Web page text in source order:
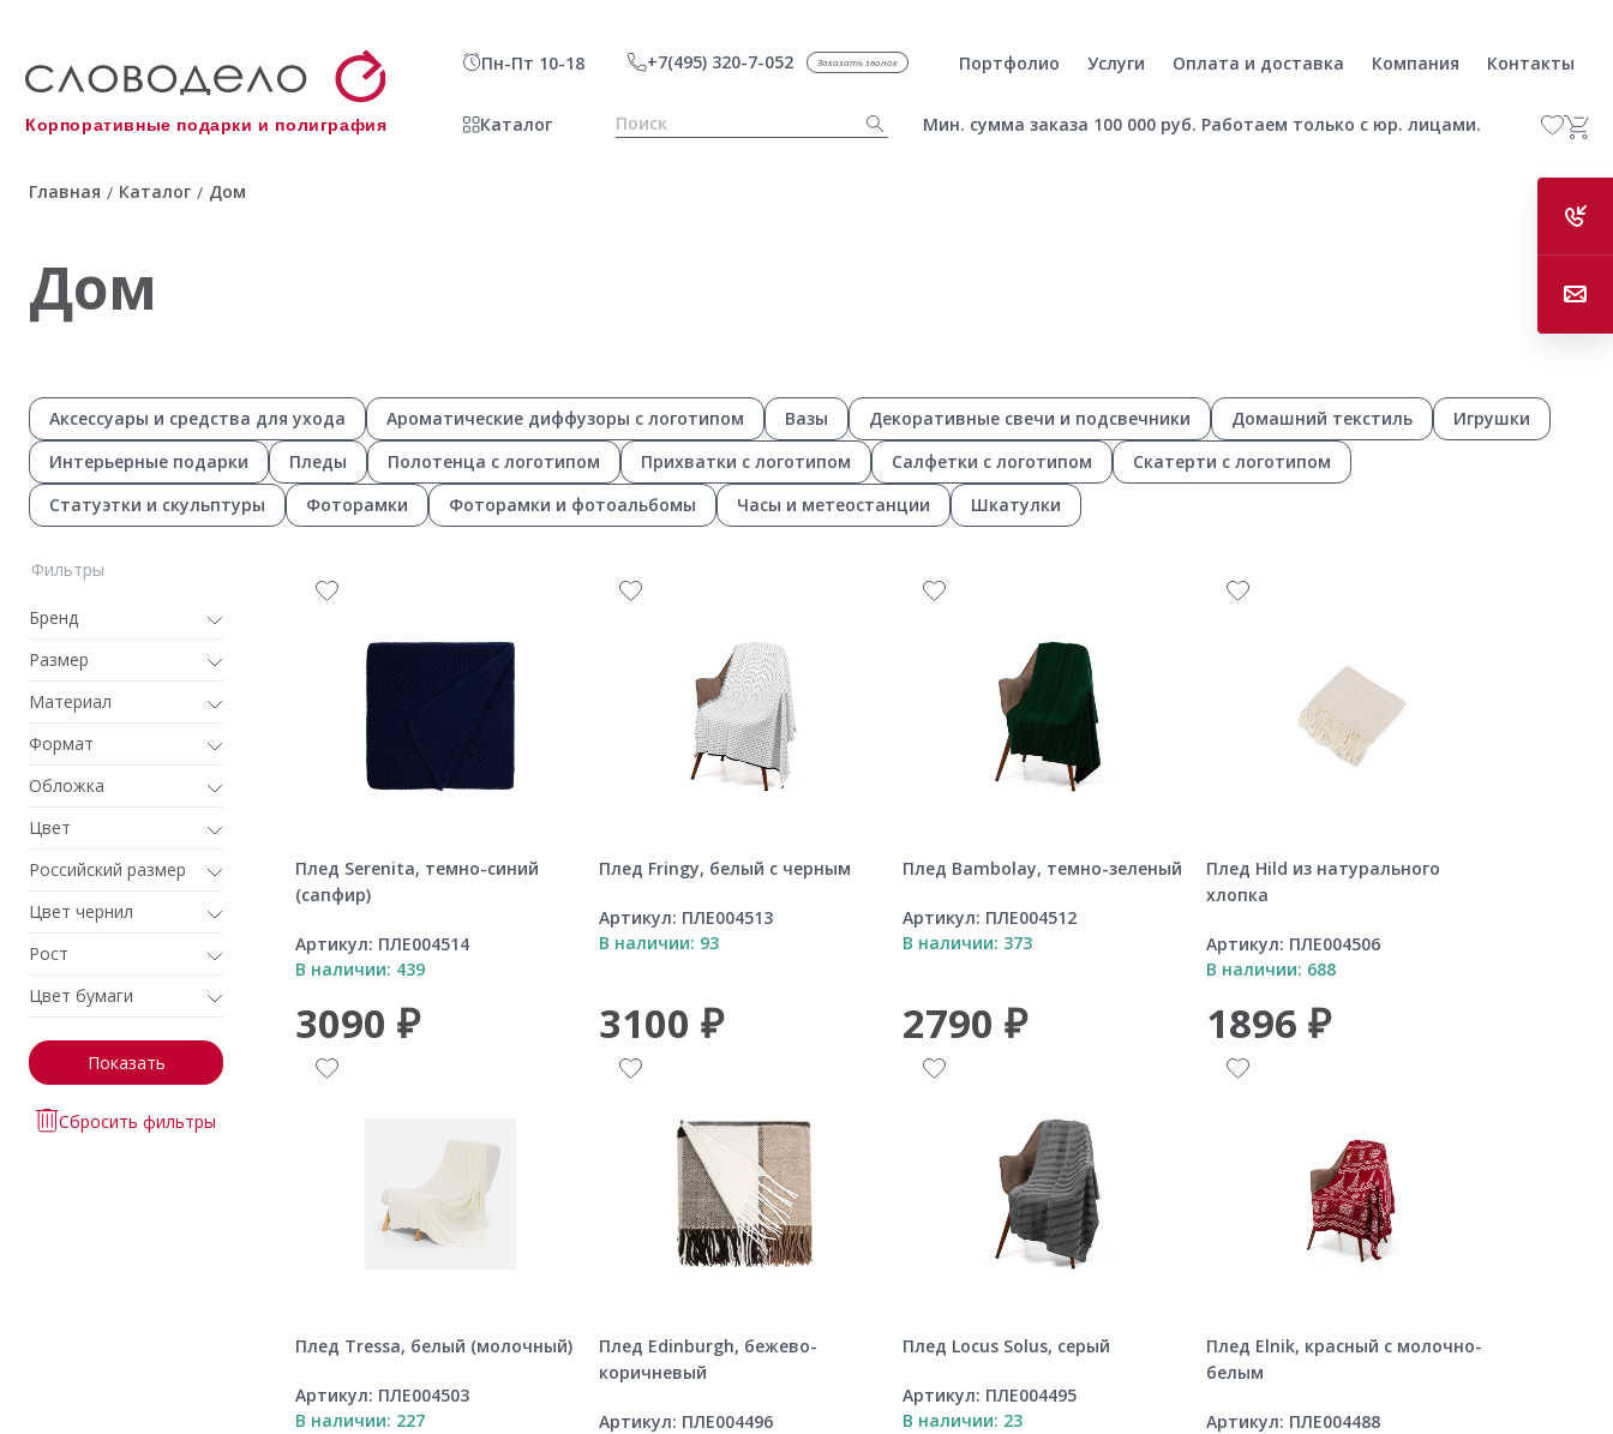
Корпоративные подарки и полиграфия
Пн-Пт 10-18 +7(495) 320-7-052 Заказать звонок Портфолио Услуги Оплата и доставка Компания Контакты
Каталог Мин. сумма заказа 100 000 руб. Работаем только с юр. лицами.
Главная / Каталог / Дом
Дом
Аксессуары и средства для ухода Ароматические диффузоры с логотипом Вазы Декоративные свечи и подсвечники Домашний текстиль
Игрушки
Интерьерные подарки
Пледы Полотенца с логотипом Прихватки с логотипом Салфетки с логотипом
Скатерти с логотипом
Статуэтки и скульптуры
Фоторамки Фоторамки и фотоальбомы Часы и метеостанции Шкатулки
Фильтры
Бренд
Размер
Материал
Формат
Обложка
Цвет
Российский размер
Цвет чернил
Рост
Цвет бумаги
Показать
Сбросить фильтры
3090 ₽
Плед Serenita, темно-синий
(сапфир)
Артикул: ПЛЕ004514
В наличии: 439
3100 ₽
Плед Fringy, белый с черным
Артикул: ПЛЕ004513
В наличии: 93
2790 ₽
Плед Bambolay, темно-зеленый
Артикул: ПЛЕ004512
В наличии: 373
1896 ₽
Плед Hild из натурального
хлопка
Артикул: ПЛЕ004506
В наличии: 688
Плед Tressa, белый (молочный)
Артикул: ПЛЕ004503
В наличии: 227
Плед Edinburgh, бежево-
коричневый
Артикул: ПЛЕ004496
Плед Locus Solus, серый
Артикул: ПЛЕ004495
В наличии: 23
Плед Elnik, красный с молочно-
белым
Артикул: ПЛЕ004488